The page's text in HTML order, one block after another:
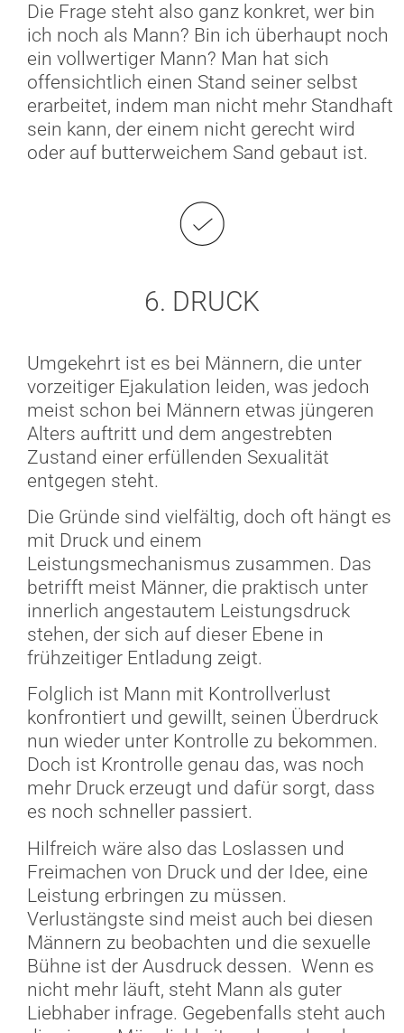
Die Frage steht also ganz konkret, wer bin
ich noch als Mann? Bin ich überhaupt noch
ein vollwertiger Mann? Man hat sich
offensichtlich einen Stand seiner selbst
erarbeitet, indem man nicht mehr Standhaft
sein kann, der einem nicht gerecht wird
oder auf butterweichem Sand gebaut ist.
6. DRUCK
Umgekehrt ist es bei Männern, die unter
vorzeitiger Ejakulation leiden, was jedoch
meist schon bei Männern etwas jüngeren
Alters auftritt und dem angestrebten
Zustand einer erfüllenden Sexualität
entgegen steht.
Die Gründe sind vielfältig, doch oft hängt es
mit Druck und einem
Leistungsmechanismus zusammen. Das
betrifft meist Männer, die praktisch unter
innerlich angestautem Leistungsdruck
stehen, der sich auf dieser Ebene in
frühzeitiger Entladung zeigt.
Folglich ist Mann mit Kontrollverlust
konfrontiert und gewillt, seinen Überdruck
nun wieder unter Kontrolle zu bekommen.
Doch ist Krontrolle genau das, was noch
mehr Druck erzeugt und dafür sorgt, dass
es noch schneller passiert.
Hilfreich wäre also das Loslassen und
Freimachen von Druck und der Idee, eine
Leistung erbringen zu müssen.
Verlustängste sind meist auch bei diesen
Männern zu beobachten und die sexuelle
Bühne ist der Ausdruck dessen. Wenn es
nicht mehr läuft, steht Mann als guter
Liebhaber infrage. Gegebenfalls steht auch